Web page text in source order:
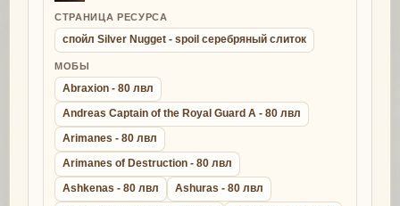
СТРАНИЦА РЕСУРСА
спойл Silver Nugget - spoil серебряный слиток
МОБЫ
Abraxion - 80 лвл
Andreas Captain of the Royal Guard A - 80 лвл
Arimanes - 80 лвл
Arimanes of Destruction - 80 лвл
Ashkenas - 80 лвл
Ashuras - 80 лвл